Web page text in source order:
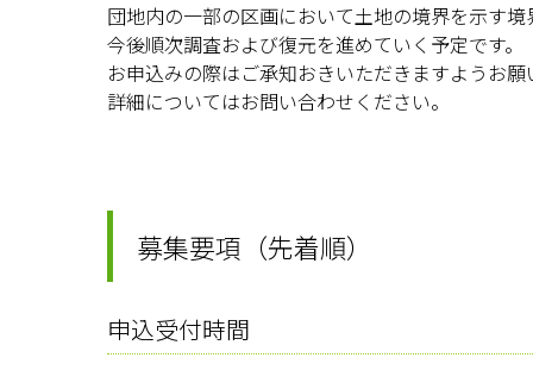
団地内の一部の区画において土地の境界を示す
今後順次調査および復元を進めていく予定です。
お申込みの際はご承知おきいただきますようお願
詳細についてはお問い合わせください。
募集要項（先着順）
申込受付時間